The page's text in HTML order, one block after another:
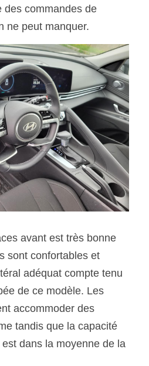
des commandes de
ne peut manquer.
avant est très bonne
sont confortables et
adéquat compte tenu
de ce modèle. Les
accommoder des
tandis que la capacité
dans la moyenne de la